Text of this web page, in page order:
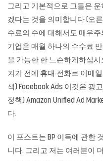
그리고 기본적으로 그들은 운
겠다는 것을 의미합니다 (오
수료의 수에 대해서도 매우
기업은 매월 하나의 수수료
을 가능한 한 느슨하게하십
켜기 전에 휴대 전화로 이메
책) Facebook Ads 이것은 광
정책) Amazon Unified Ad
다.
이 포스트는 BP 이득에 관한
니다. 그리고 저는 여러분이